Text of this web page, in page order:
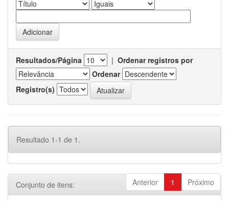
Resultados/Página | Ordenar registros por
Ordenar
Registro(s)
Resultado 1-1 de 1.
Anterior 1 Próximo
Conjunto de itens: